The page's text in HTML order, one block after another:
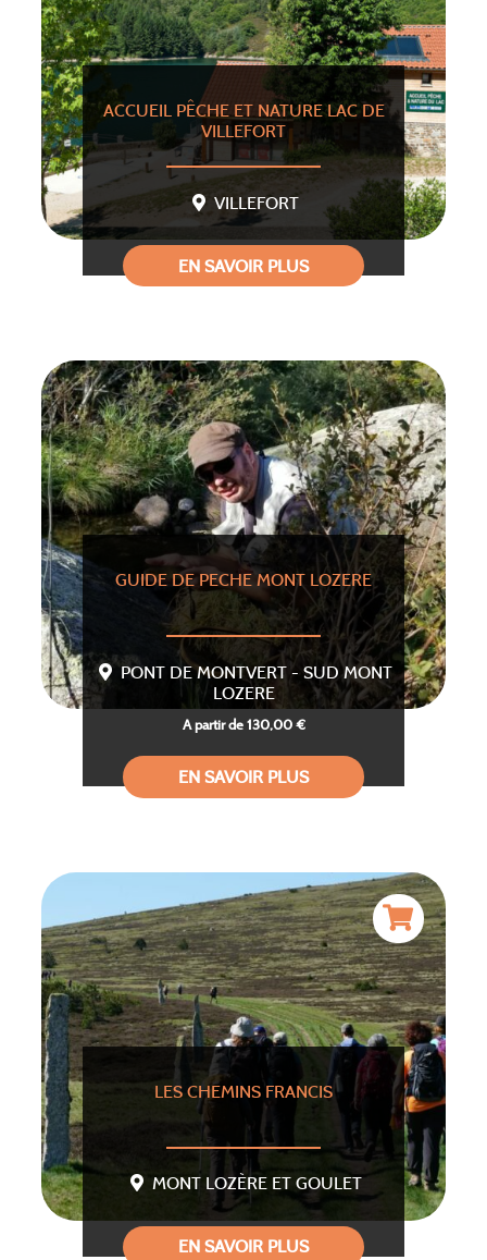
ACCUEIL PÊCHE ET NATURE LAC DE
VILLEFORT
VILLEFORT
EN SAVOIR PLUS
GUIDE DE PECHE MONT LOZERE
PONT DE MONTVERT - SUD MONT
LOZERE
A partir de 130,00 €
EN SAVOIR PLUS
LES CHEMINS FRANCIS
MONT LOZÈRE ET GOULET
EN SAVOIR PLUS